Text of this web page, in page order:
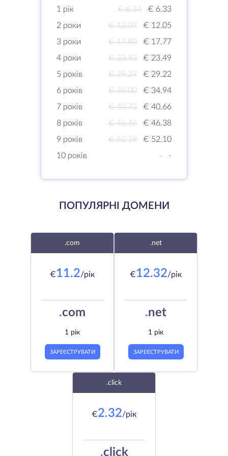
1 рік € 6.34
€ 6.33
2 роки
€ 12.07
€ 12.05
3 роки
€ 17.80
€ 17.77
4 роки
€ 23.53
€ 23.49
5 років
€ 29.27
€ 29.22
6 років
€ 35.00
€ 34.94
7 років
€ 40.73
€ 40.66
8 років
€ 46.46
€ 46.38
9 років
€ 52.19
€ 52.10
10 років
- -
ПОПУЛЯРНІ ДОМЕНИ
.com
€11.2/рік
.com
1 рік
ЗАРЕЄСТРУВАТИ
.net
€12.32/рік
.net
1 рік
ЗАРЕЄСТРУВАТИ
.click
€2.32/рік
.click